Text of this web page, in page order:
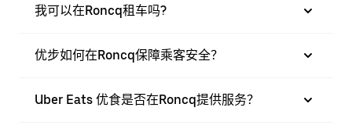
我可以在Roncq租车吗?
优步如何在Roncq保障乘客安全？
Uber Eats 优食是否在Roncq提供服务？